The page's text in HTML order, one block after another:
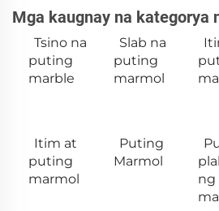
Mga kaugnay na kategorya
Tsino na
puting
marble
Slab na
puting
marmol
Itim at
puting
marmol
Puting
Marmol
ng